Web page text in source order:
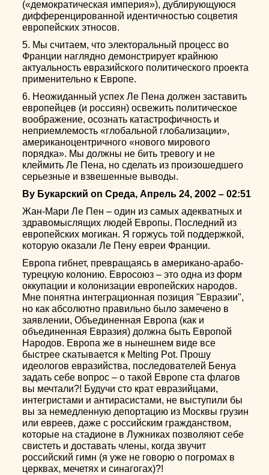
(«демократическая империя»), дублирующуюся
дифференцированной идентичностью соцветия
европейских этносов.
5. Мы считаем, что электоральный процесс во
Франции наглядно демонстрирует крайнюю
актуальность евразийского политического проекта
применительно к Европе.
6. Неожиданный успех Ле Пена должен заставить
европейцев (и россиян) освежить политическое
воображение, осознать катастрофичность и
неприемлемость «глобальной глобализации»,
американоцентричного «нового мирового
порядка». Мы должны не бить тревогу и не
клеймить Ле Пена, но сделать из произошедшего
серьезные и взвешенные выводы.
By Букарский on Среда, Апрель 24, 2002 – 02:51
Жан-Мари Ле Пен – один из самых адекватных и
здравомыслящих людей Европы. Последний из
европейских могикан. Я горжусь той поддержкой,
которую оказали Ле Пену евреи Франции.
Европа гибнет, превращаясь в американо-арабо-
турецкую колонию. Евросоюз – это одна из форм
оккупации и колонизации европейских народов.
Мне понятна интеграционная позиция "Евразии",
но как абсолютно правильно было замечено в
заявлении, Объединенная Европа (как и
объединенная Евразия) должна быть Европой
Народов. Европа же в нынешнем виде все
быстрее скатывается к Melting Pot. Прошу
идеологов евразийства, последователей Бенуа
задать себе вопрос – о такой Европе ста флагов
вы мечтали?! Будучи сто крат евразийцами,
интегристами и антирасистами, не выступили бы
вы за немедленную депортацию из Москвы грузин
или евреев, даже с российским гражданством,
которые на стадионе в Лужниках позволяют себе
свистеть и доставать члены, когда звучит
российский гимн (я уже не говорю о погромах в
церквах, мечетях и синагогах)?!